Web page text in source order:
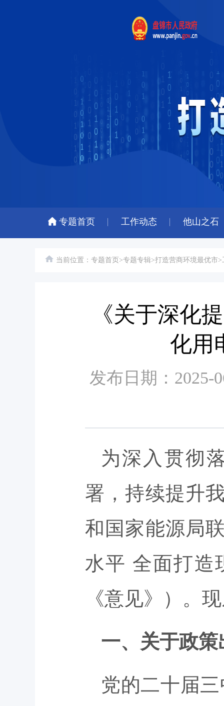
专题首页 工作动态 他山之石
当前位置： 专题首页 >专题专辑>打造营商环境最优市>
《关于深化
化用
发布日期：
为深入贯彻
署，持续提升
和国家能源局
水平 全面打造
《意见》）。
一、关于政
党的二十届